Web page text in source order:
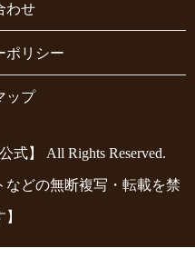
わせ
ポリシー
ップ
式】 All Rights Reserved.
などの無断複写・転載を禁